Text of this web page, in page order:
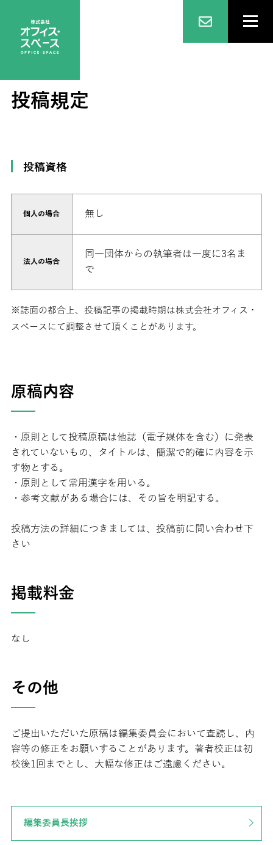
投稿規定
投稿資格
個人の場合 無し
法人の場合
同一団体からの執筆者は一度に3名ま
で
※誌面の都合上、投稿記事の掲載時期は株式会社オフィス・
スペースにて調整させて頂くことがあります。
原稿内容
・原則として投稿原稿は他誌（電子媒体を含む）に発表
されていないもの、タイトルは、簡潔で的確に内容を示
す物とする。
・原則として常用漢字を用いる。
・参考文献がある場合には、その旨を明記する。
投稿方法の詳細につきましては、投稿前に問い合わせ下
さい
掲載料金
なし
その他
ご提出いただいた原稿は編集委員会において査読し、内
容等の修正をお願いすることがあります。著者校正は初
校後1回までとし、大幅な修正はご遠慮ください。
編集委員長挨拶